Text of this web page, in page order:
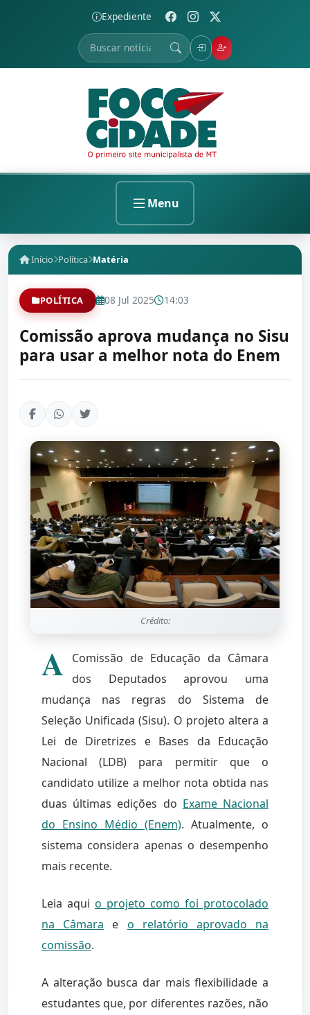
Expediente
Menu
Início Política Matéria
POLÍTICA 08 Jul 2025 14:03
Comissão aprova mudança no Sisu
para usar a melhor nota do Enem
Crédito:
A
Comissão de Educação da Câmara
dos Deputados aprovou uma
mudança nas regras do Sistema de
Seleção Unificada (Sisu). O projeto altera a
Lei de Diretrizes e Bases da Educação
Nacional (LDB) para permitir que o
candidato utilize a melhor nota obtida nas
duas últimas edições do Exame Nacional
do Ensino Médio (Enem). Atualmente, o
sistema considera apenas o desempenho
mais recente.
Leia aqui o projeto como foi protocolado
na Câmara e o relatório aprovado na
comissão.
A alteração busca dar mais flexibilidade a
estudantes que, por diferentes razões, não